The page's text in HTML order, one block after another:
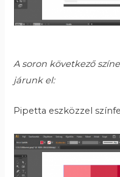
A soron következő
járunk el:
Pipetta eszközzel